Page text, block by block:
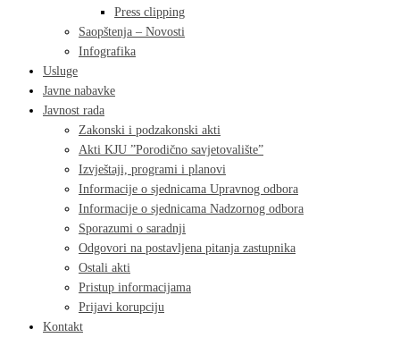
Press clipping
Saopštenja – Novosti
Infografika
Usluge
Javne nabavke
Javnost rada
Zakonski i podzakonski akti
Akti KJU ”Porodično savjetovalište”
Izvještaji, programi i planovi
Informacije o sjednicama Upravnog odbora
Informacije o sjednicama Nadzornog odbora
Sporazumi o saradnji
Odgovori na postavljena pitanja zastupnika
Ostali akti
Pristup informacijama
Prijavi korupciju
Kontakt